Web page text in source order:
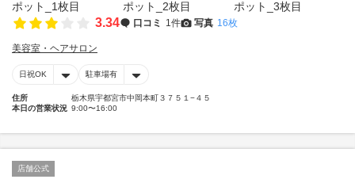
3.34 口コミ 1件 写真 16枚
美容室・ヘアサロン
日祝OK 駐車場有
住所
栃木県宇都宮市中岡本町３７５１−４５
本日の営業状況 9:00〜16:00
店舗公式